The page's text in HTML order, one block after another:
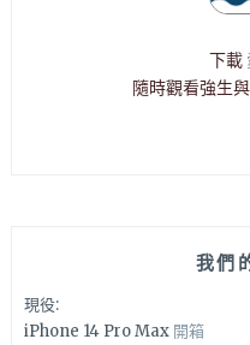
下載
隨時觀看強生
我們
現役:
iPhone 14 Pro Max 開箱